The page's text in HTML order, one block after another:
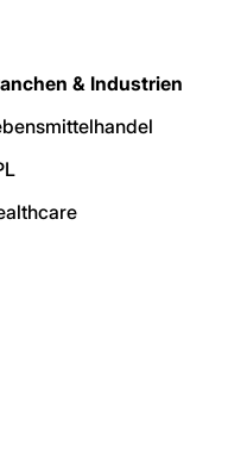
& Industrien